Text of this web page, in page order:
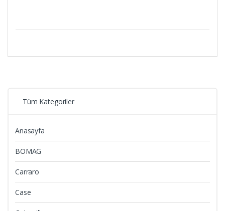
Tüm Kategoriler
Anasayfa
BOMAG
Carraro
Case